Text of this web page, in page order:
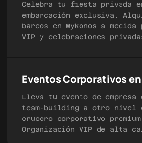
Celebra tu fiesta privada
embarcación exclusiva.
barcos en Mykonos a medida
VIP y celebraciones
Eventos Corporativos
Lleva tu evento de
team-building a otro nivel
crucero corporativo premium
Organización VIP de alta